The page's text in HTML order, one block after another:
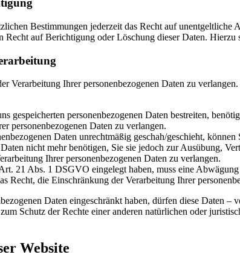
Bestimmungen jederzeit das Recht auf
auf Berichtigung oder Löschung dieser Daten.
Verarbeitung Ihrer personenbezogenen Daten zu
gespeicherten personenbezogenen Daten bestreiten,
personenbezogenen Daten zu verlangen.
Daten unrechtmäßig geschah/geschieht,
nicht mehr benötigen, Sie sie jedoch zur Ausübung,
Ihrer personenbezogenen Daten zu verlangen.
21 Abs. 1 DSGVO eingelegt haben, muss eine
Recht, die Einschränkung der Verarbeitung Ihrer
Daten eingeschränkt haben, dürfen diese
Schutz der Rechte einer anderen natürlichen oder
Website